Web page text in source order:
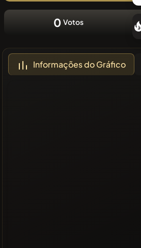
0 Votos
Informações do Gráfico